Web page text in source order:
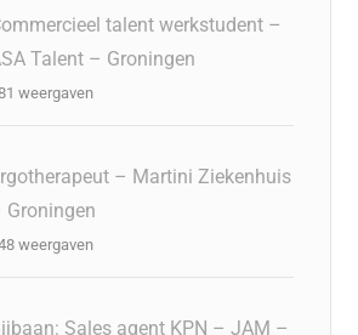
talent werkstudent –
Talent – Groningen
weergaven
– Martini Ziekenhuis
Groningen
weergaven
Sales agent KPN – JAM –